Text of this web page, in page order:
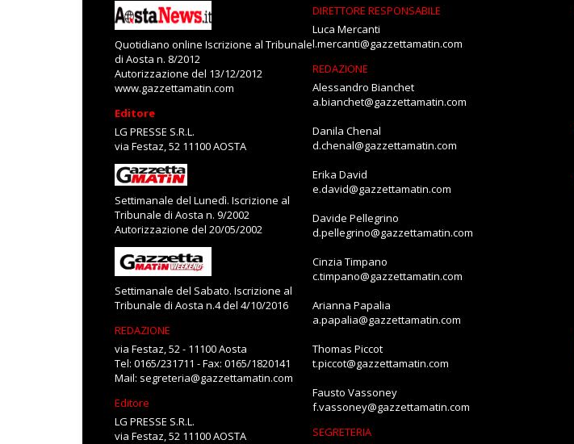
Quotidiano online Iscrizione al Tribunale
di Aosta n. 8/2012
Autorizzazione del 13/12/2012
www.gazzettamatin.com
Editore
LG PRESSE S.R.L.
via Festaz, 52 11100 AOSTA
Settimanale del Lunedì. Iscrizione al
Tribunale di Aosta n. 9/2002
Autorizzazione del 20/05/2002
Settimanale del Sabato. Iscrizione al
Tribunale di Aosta n.4 del 4/10/2016
REDAZIONE
via Festaz, 52 - 11100 Aosta
Tel: 0165/231711 - Fax: 0165/1820141
Mail: segreteria@gazzettamatin.com
Editore
LG PRESSE S.R.L.
via Festaz, 52 11100 AOSTA
DIRETTORE RESPONSABILE
Luca Mercanti
l.mercanti@gazzettamatin.com
REDAZIONE
Alessandro Bianchet
a.bianchet@gazzettamatin.com
Danila Chenal
d.chenal@gazzettamatin.com
Erika David
e.david@gazzettamatin.com
Davide Pellegrino
d.pellegrino@gazzettamatin.com
Cinzia Timpano
c.timpano@gazzettamatin.com
Arianna Papalia
a.papalia@gazzettamatin.com
Thomas Piccot
t.piccot@gazzettamatin.com
Fausto Vassoney
f.vassoney@gazzettamatin.com
SEGRETERIA